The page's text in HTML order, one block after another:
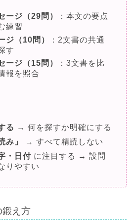
ージ（29問）
：本文の要点
練習
ジ（10問）
：2文書の共通
す
ージ（15問）
：3文書を比
報を照合
る → 何を探すか明確にする
み」
→ すべて精読しない
・日付 に注目する → 設問
りやすい
鍛え方